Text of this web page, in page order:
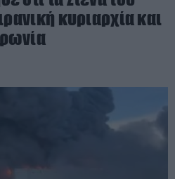
κυριαρχία και